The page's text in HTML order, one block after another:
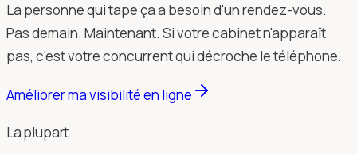
La personne qui tape ça a besoin d'un rendez-vous.
Pas demain. Maintenant. Si votre cabinet n'apparaît
pas, c'est votre concurrent qui décroche le téléphone.
Améliorer ma visibilité en ligne
La plupart